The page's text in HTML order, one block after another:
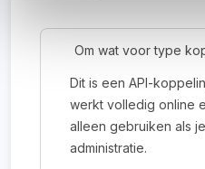
Om wat voor type
Dit is een API-
werkt volledig online
alleen gebruiken als
administratie.